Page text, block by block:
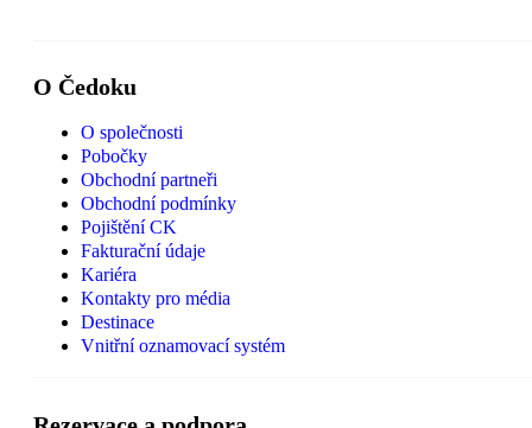
O Čedoku
O společnosti
Pobočky
Obchodní partneři
Obchodní podmínky
Pojištění CK
Fakturační údaje
Kariéra
Kontakty pro média
Destinace
Vnitřní oznamovací systém